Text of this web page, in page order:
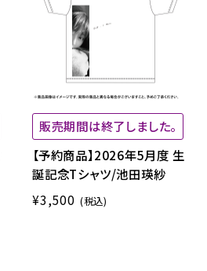
販売期間は終了しました。
【予約商品】2026年5月度 生
誕記念Tシャツ/池田瑛紗
¥3,500 (税込)